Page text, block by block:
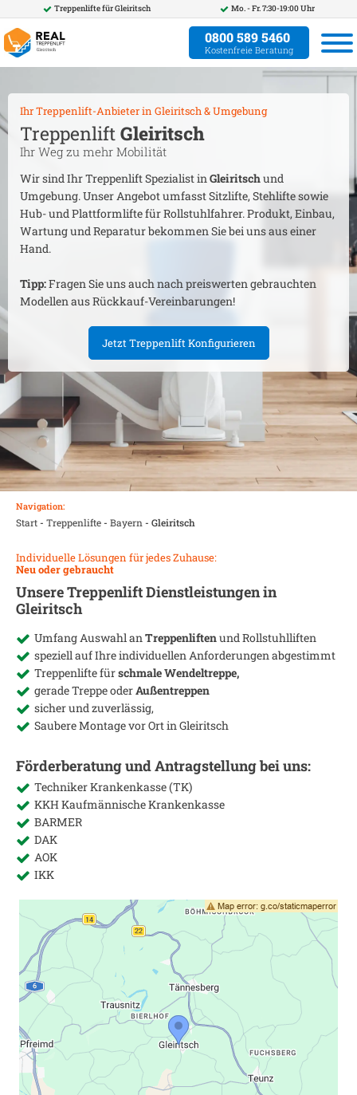
Treppenlifte fürGleiritsch Mo. - Fr. 7:30-19:00 Uhr
0800 589 5460
Kostenfreie Beratung
Ihr Treppenlift-Anbieter in Gleiritsch& Umgebung
Treppenlift Gleiritsch
Ihr Weg zu mehr Mobilität
Wir sind Ihr Treppenlift Spezialist inGleiritschund
Umgebung. Unser Angebot umfasst Sitzlifte, Stehlifte sowie
Hub- und Plattformlifte für Rollstuhlfahrer. Produkt, Einbau,
Wartung und Reparatur bekommen Sie bei uns aus einer
Hand.
Tipp:Fragen Sie uns auch nach preiswerten gebrauchten
Modellen aus Rückkauf-Vereinbarungen!
Jetzt Treppenlift Konfigurieren
Navigation:
Start- Treppenlifte- Bayern - Gleiritsch
Individuelle Lösungen für jedes Zuhause:
Neu oder gebraucht
Unsere Treppenlift Dienstleistungen in
Gleiritsch
Umfang Auswahl anTreppenliftenund Rollstuhlliften
speziell auf Ihre individuellen Anforderungen abgestimmt
Treppenlifte fürschmale Wendeltreppe,
gerade Treppe oderAußentreppen
sicher und zuverlässig,
Saubere Montage vor Ort inGleiritsch
Förderberatung und Antragstellung bei uns:
Techniker Krankenkasse (TK)
KKH Kaufmännische Krankenkasse
BARMER
DAK
AOK
IKK